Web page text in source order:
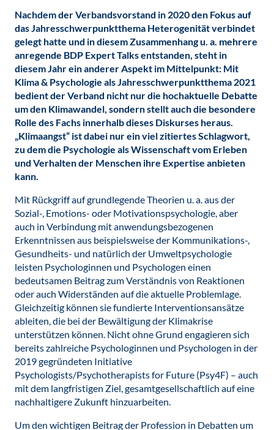
Nachdem der Verbandsvorstand in 2020 den Fokus auf
das Jahresschwerpunktthema Heterogenität verbindet
gelegt hatte und in diesem Zusammenhang u. a. mehrere
anregende BDP Expert Talks entstanden, steht in
diesem Jahr ein anderer Aspekt im Mittelpunkt: Mit
Klima & Psychologie als Jahresschwerpunktthema 2021
bedient der Verband nicht nur die hochaktuelle Debatte
um den Klimawandel, sondern stellt auch die besondere
Rolle des Fachs innerhalb dieses Diskurses heraus.
„Klimaangst“ ist dabei nur ein viel zitiertes Schlagwort,
zu dem die Psychologie als Wissenschaft vom Erleben
und Verhalten der Menschen ihre Expertise anbieten
kann.
Mit Rückgriff auf grundlegende Theorien u. a. aus der
Sozial-, Emotions- oder Motivationspsychologie, aber
auch in Verbindung mit anwendungsbezogenen
Erkenntnissen aus beispielsweise der Kommunikations-,
Gesundheits- und natürlich der Umweltpsychologie
leisten Psychologinnen und Psychologen einen
bedeutsamen Beitrag zum Verständnis von Reaktionen
oder auch Widerständen auf die aktuelle Problemlage.
Gleichzeitig können sie fundierte Interventionsansätze
ableiten, die bei der Bewältigung der Klimakrise
unterstützen können. Nicht ohne Grund engagieren sich
bereits zahlreiche Psychologinnen und Psychologen in der
2019 gegründeten Initiative
Psychologists/Psychotherapists for Future (Psy4F) – auch
mit dem langfristigen Ziel, gesamtgesellschaftlich auf eine
nachhaltigere Zukunft hinzuarbeiten.
Um den wichtigen Beitrag der Profession in Debatten um